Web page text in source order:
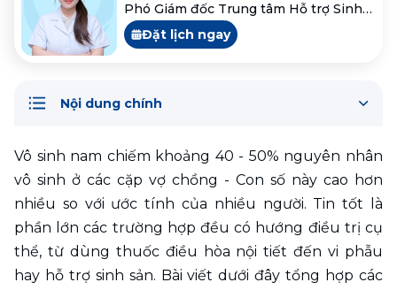
Phó Giám đốc Trung tâm Hỗ trợ Sinh
sảnĐặt lịch ngay
Nội dung chính
Vô sinh nam chiếm khoảng 40 - 50% nguyên nhân
vô sinh ở các cặp vợ chồng - Con số này cao hơn
nhiều so với ước tính của nhiều người. Tin tốt là
phần lớn các trường hợp đều có hướng điều trị cụ
thể, từ dùng thuốc điều hòa nội tiết đến vi phẫu
hay hỗ trợ sinh sản. Bài viết dưới đây tổng hợp các